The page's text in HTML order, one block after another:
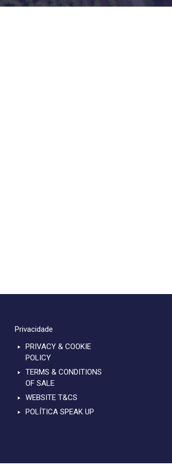
Privacidade
PRIVACY & COOKIE
POLICY
TERMS & CONDITIONS
OF SALE
WEBSITE T&CS
POLÍTICA SPEAK UP